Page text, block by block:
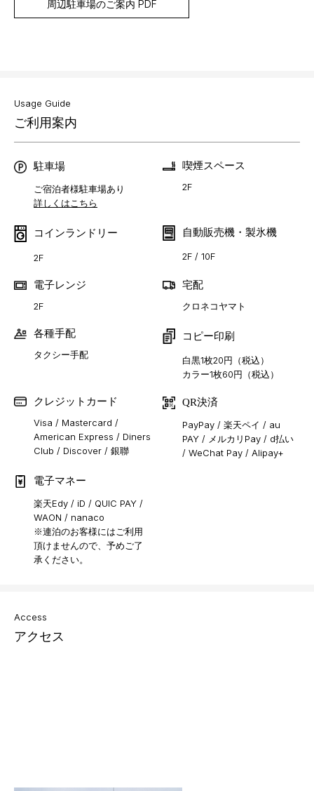
周辺駐車場のご案内 PDF
Usage Guide
ご利用案内
駐車場
ご宿泊者様駐車場あり
詳しくはこちら
喫煙スペース
2F
コインランドリー
2F
自動販売機・製氷機
2F / 10F
電子レンジ
2F
宅配
クロネコヤマト
各種手配
タクシー手配
コピー印刷
白黒1枚20円（税込）
カラー1枚60円（税込）
クレジットカード
Visa / Mastercard /
American Express / Diners
Club / Discover / 銀聯
QR決済
PayPay / 楽天ペイ / au
PAY / メルカリPay / d払い
/ WeChat Pay / Alipay+
電子マネー
楽天Edy / iD / QUIC PAY /
WAON / nanaco
※連泊のお客様にはご利用
頂けませんので、予めご了
承ください。
Access
アクセス